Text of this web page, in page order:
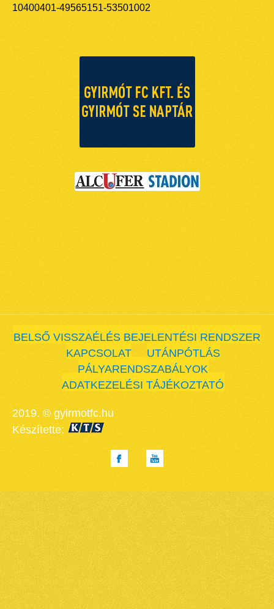
10400401-49565151-53501002
BELSŐ VISSZAÉLÉS BEJELENTÉSI RENDSZER
KAPCSOLAT
UTÁNPÓTLÁS
PÁLYARENDSZABÁLYOK
ADATKEZELÉSI TÁJÉKOZTATÓ
2019. © gyirmotfc.hu
Készítette: